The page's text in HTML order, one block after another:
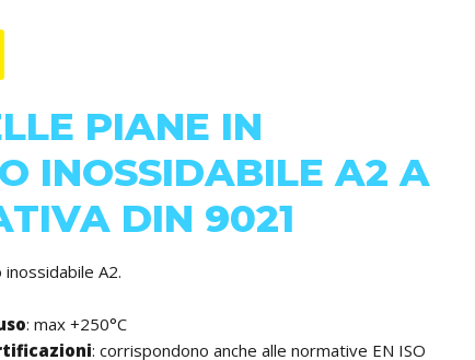
PIANE IN
INOSSIDABILE A2 A
DIN 9021
inossidabile A2.
: max +250°C
: corrispondono anche alle normative EN ISO